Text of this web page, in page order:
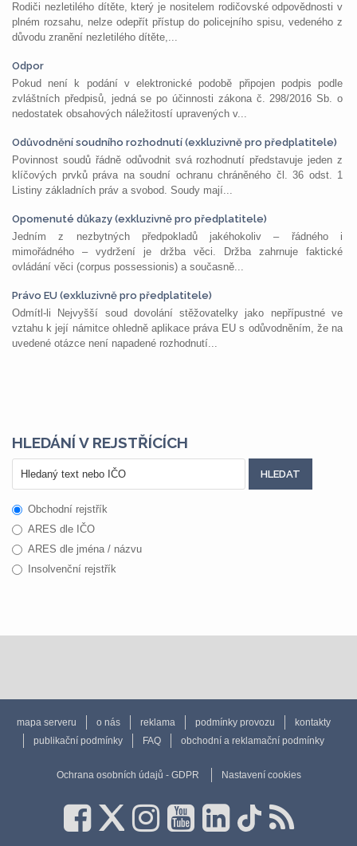
Rodiči nezletilého dítěte, který je nositelem rodičovské odpovědnosti v
plném rozsahu, nelze odepřít přístup do policejního spisu, vedeného z
důvodu zranění nezletilého dítěte,...
Odpor
Pokud není k podání v elektronické podobě připojen podpis podle
zvláštních předpisů, jedná se po účinnosti zákona č. 298/2016 Sb. o
nedostatek obsahových náležitostí upravených v...
Odůvodnění soudního rozhodnutí (exkluzivně pro předplatitele)
Povinnost soudů řádně odůvodnit svá rozhodnutí představuje jeden z
klíčových prvků práva na soudní ochranu chráněného čl. 36 odst. 1
Listiny základních práv a svobod. Soudy mají...
Opomenuté důkazy (exkluzivně pro předplatitele)
Jedním z nezbytných předpokladů jakéhokoliv – řádného i
mimořádného – vydržení je držba věci. Držba zahrnuje faktické
ovládání věci (corpus possessionis) a současně...
Právo EU (exkluzivně pro předplatitele)
Odmítl-li Nejvyšší soud dovolání stěžovatelky jako nepřípustné ve
vztahu k její námitce ohledně aplikace práva EU s odůvodněním, že na
uvedené otázce není napadené rozhodnutí...
HLEDÁNÍ V REJSTŘÍCÍCH
Obchodní rejstřík
ARES dle IČO
ARES dle jména / názvu
Insolvenční rejstřík
mapa serveru o nás reklama podmínky provozu
kontakty
publikační podmínky
FAQ obchodní a reklamační podmínky
Ochrana osobních údajů - GDPR Nastavení cookies